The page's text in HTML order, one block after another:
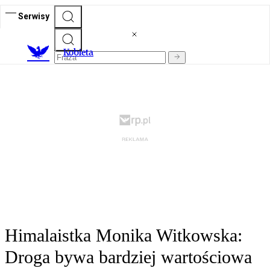
Serwisy
Kobieta
Himalaistka Monika Witkowska:
Droga bywa bardziej wartościowa